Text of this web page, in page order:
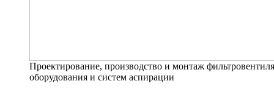
Проектирование, производство и монтаж
оборудования и систем аспирации